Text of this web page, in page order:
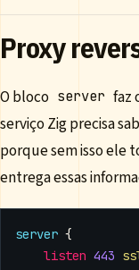
Proxy
O bloco server faz
serviço Zig precisa
porque sem isso ele
entrega essas
server {
listen 443